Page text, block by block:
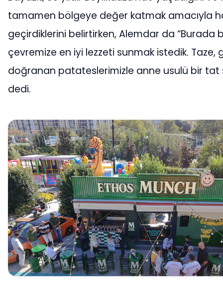
tamamen bölgeye değer katmak amacıyla
geçirdiklerini belirtirken, Alemdar da “Burada
çevremize en iyi lezzeti sunmak istedik. Taze,
doğranan patateslerimizle anne usulü bir tat
dedi.